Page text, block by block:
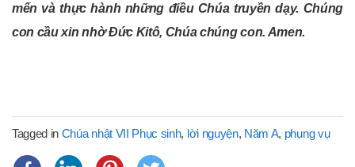
mến và thực hành những điều Chúa truyền dạy. Chúng
con cầu xin nhờ Đức Kitô, Chúa chúng con. Amen.
Tagged in Chúa nhật VII Phục sinh, lời nguyện, Năm A, phụng vụ